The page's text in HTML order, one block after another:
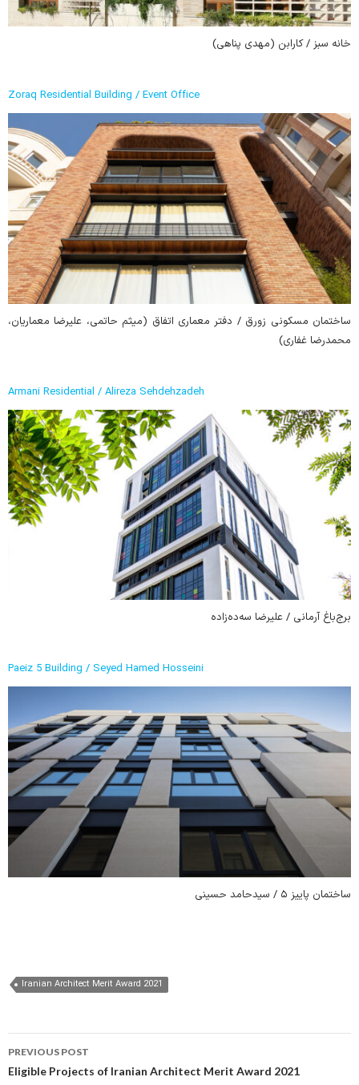
خانه سبز / کارابن (مهدی پناهی)
Zoraq Residential Building / Event Office
ساختمان مسکونی زورق / دفتر معماری اتفاق (میثم حاتمی، علیرضا معماریان،
محمدرضا غفاری)
Armani Residential / Alireza Sehdehzadeh
برج‌باغ آرمانی / علیرضا سه‌ده‌زاده
Paeiz 5 Building / Seyed Hamed Hosseini
ساختمان پاییز ۵ / سیدحامد حسینی
Iranian Architect Merit Award 2021
Post
navigation
PREVIOUS POST
Eligible Projects of Iranian Architect Merit Award 2021